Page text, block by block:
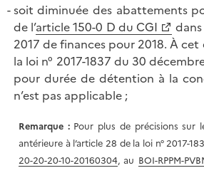
soit diminuée des abattements
de l’article 150-0 D du CGI
2017 de finances pour 2018. À cet
la loi n° 2017-1837 du 30
pour durée de détention à la
n’est pas applicable ;
Remarque :Pour plus de précisions sur
antérieure à l’article 28 de la loi n° 2017-
20-20-20-10-20160304, au BOI-RPPM-